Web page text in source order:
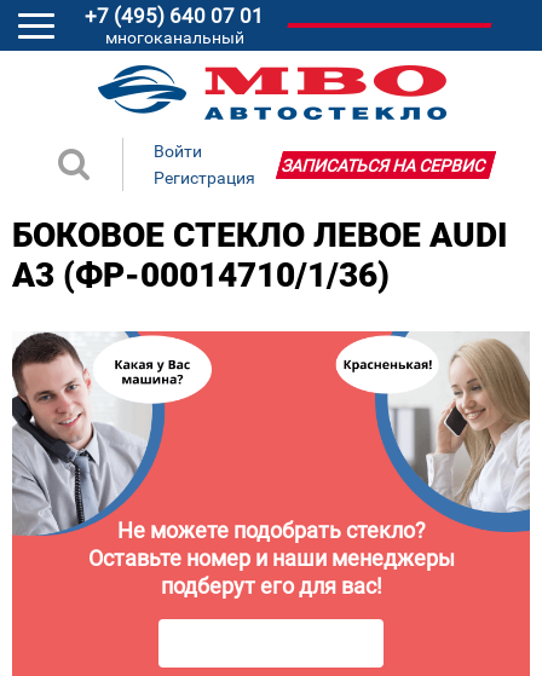
+7 (495) 640 07 01
многоканальный
Войти
Регистрация
ЗАПИСАТЬСЯ НА СЕРВИС
БОКОВОЕ СТЕКЛО ЛЕВОЕ AUDI
A3 (ФР-00014710/1/36)
Не можете подобрать стекло?
Оставьте номер и наши менеджеры
подберут его для вас!